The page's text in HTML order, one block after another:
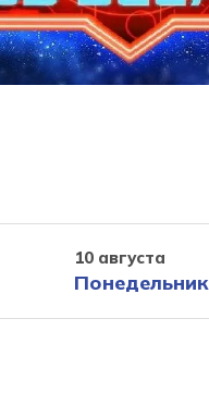
10 августа
Понедельник